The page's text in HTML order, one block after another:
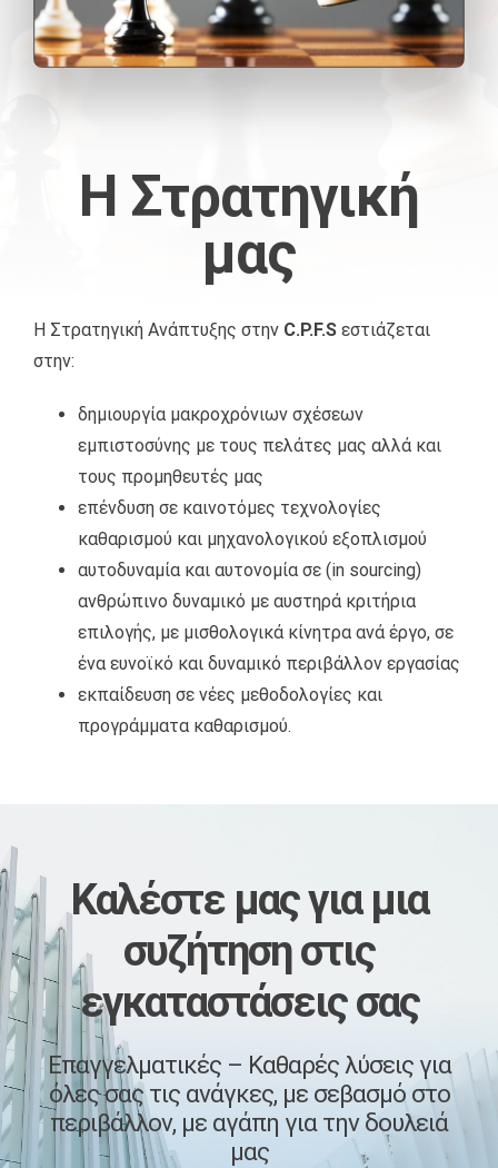
ΔΙΕΘΝΉ ΠΡΌΤΥΠΑ ΠΙΣΤΟΠΟΊΗΣΗΣ
ΑΠΟΛΎΜΑΝΣΗ – ΑΠΕΝΤΌΜΩΣΗ – ΜΥΟΚΤΟΝΊΑ
ΔΙΑΧΕΊΡΙΣΗ ΑΠΟΡΡΙΜΜΆΤΩΝ
ΔΙΑΜΌΡΦΩΣΗ & ΣΥΝΤΉΡΗΣΗ ΚΉΠΩΝ
ΥΠΗΡΕΣΊΕΣ ΕΣΤΊΑΣΗΣ – ΔΕΞΙΏΣΕΩΝ
ΠΑΡΟΧΉ ΕΡΓΑΤΙΚΟΎ ΔΥΝΑΜΙΚΟΎ
ΑΠΟΚΑΤΆΣΤΑΣΗ EΚΤΆΚΤΩΝ KΑΤΑΣΤΡΟΦΏΝ
ΠΩΛΉΣΕΙΣ EΡΓΑΛΕΊΩΝ ΚΑΙ MΗΧΑΝΗΜΆΤΩΝ KΑΘΑΡΙΣΜΟΎ
EΦΑΡΜΟΓΈΣ ΞΗΡΟΎ ΑΤΜΟΎ
EΚΠΑΊΔΕΥΣΗ ΠΡΟΣΩΠΙΚΟΎ
ΣΤΌΧΟΙ ΚΑΙ ΑΞΙΟΛΌΓΗΣΗ
ΟΙ ΠΕΛΑΤΕΣ ΜΑΣ
Η Στρατηγική
μας
Η Στρατηγική Ανάπτυξης στην C.P.F.Sεστιάζεται
στην:
δημιουργία μακροχρόνιων σχέσεων
εμπιστοσύνης με τους πελάτες μας αλλά και
τους προμηθευτές μας
επένδυση σε καινοτόμες τεχνολογίες
καθαρισμού και μηχανολογικού εξοπλισμού
αυτοδυναμία και αυτονομία σε (in sourcing)
ανθρώπινο δυναμικό με αυστηρά κριτήρια
επιλογής, με μισθολογικά κίνητρα ανά έργο, σε
ένα ευνοϊκό και δυναμικό περιβάλλον εργασίας
εκπαίδευση σε νέες μεθοδολογίες και
προγράμματα καθαρισμού.
Καλέστε μας​για μια
συζήτηση στις
εγκαταστάσεις σας
Επαγγελματικές – Καθαρές λύσεις για
όλες σας τις ανάγκες, με σεβασμό στο
περιβάλλον, με αγάπη για την δουλειά
μας